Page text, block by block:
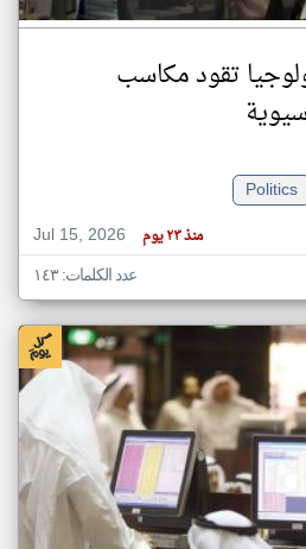
تقود مكاسب
Politics
Jul 15, 2026
منذ ٢٣ يوم
عدد الكلمات: ١٤٣